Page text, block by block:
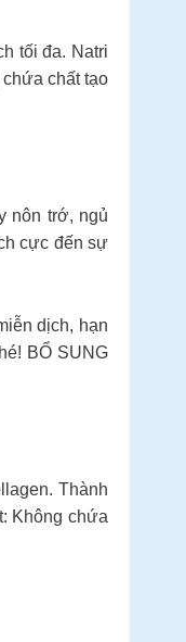
tối đa. Natri
chất tạo
nôn trớ, ngủ
cực đến sự
dịch, hạn
BỔ SUNG
Thành
Không chứa